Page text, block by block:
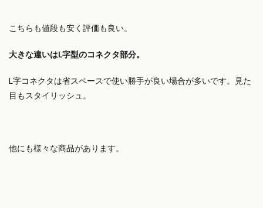
こちらも値段も安く評価も良い。
大きな違いはL字型のコネクタ部分。
L字コネクタは省スペースで使い勝手が良い場合が多いです。見た
目もスタイリッシュ。
他にも様々な商品があります。